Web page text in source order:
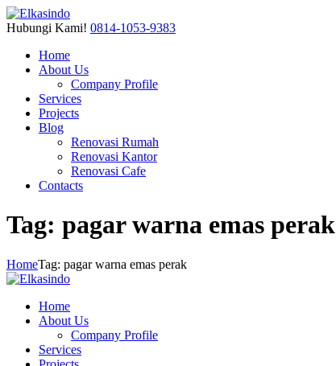
Hubungi Kami! 0814-1053-9383
Home
About Us
Company Profile
Services
Projects
Blog
Renovasi Rumah
Renovasi Kantor
Renovasi Cafe
Contacts
Tag: pagar warna emas perak
HomeTag: pagar warna emas perak
Home
About Us
Company Profile
Services